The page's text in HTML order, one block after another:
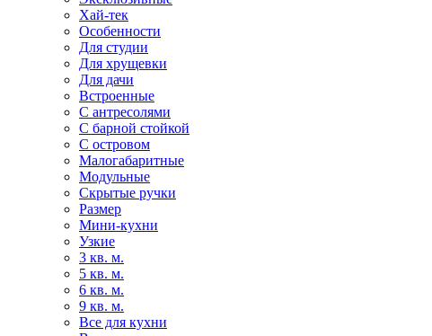
Хай-тек
Особенности
Для студии
Для хрущевки
Для дачи
Встроенные
С антресолями
С барной стойкой
С островом
Малогабаритные
Модульные
Скрытые ручки
Размер
Мини-кухни
Узкие
3 кв. м.
5 кв. м.
6 кв. м.
9 кв. м.
Все для кухни